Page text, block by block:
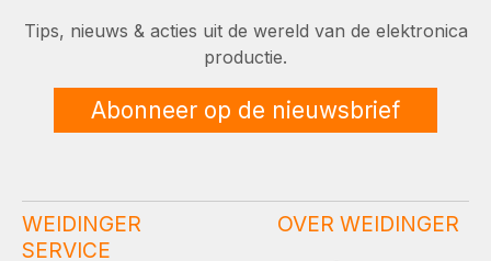
Tips, nieuws & acties uit de wereld van de elektronica
productie.
Abonneer op de nieuwsbrief
WEIDINGER
SERVICE
OVER WEIDINGER